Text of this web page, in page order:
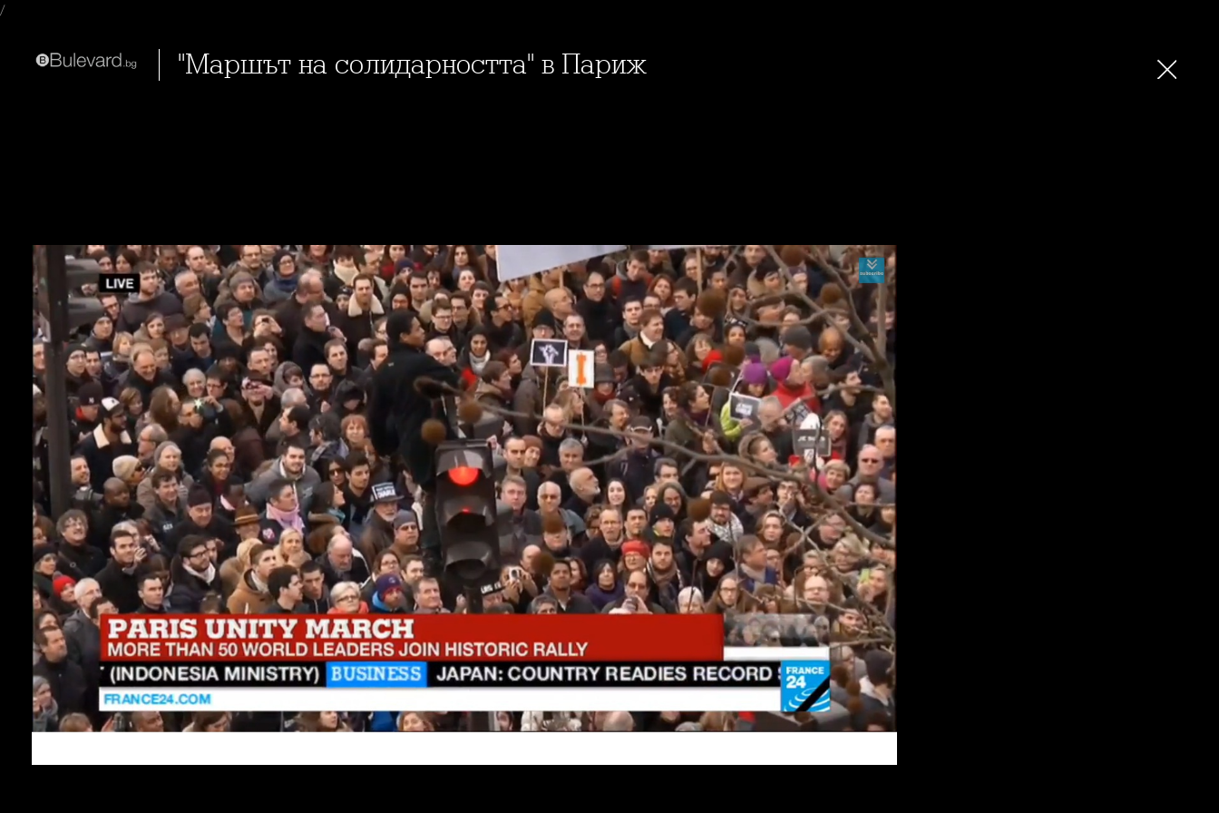
/
"Маршът на солидарността" в Париж